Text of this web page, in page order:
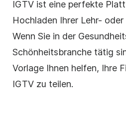
IGTV ist eine perfekte
Hochladen Ihrer Lehr-
Wenn Sie in der
Schönheitsbranche tätig
Vorlage Ihnen helfen, Ihre
IGTV zu teilen.